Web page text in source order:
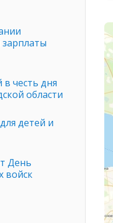
честь дня
области
детей и
День
войск